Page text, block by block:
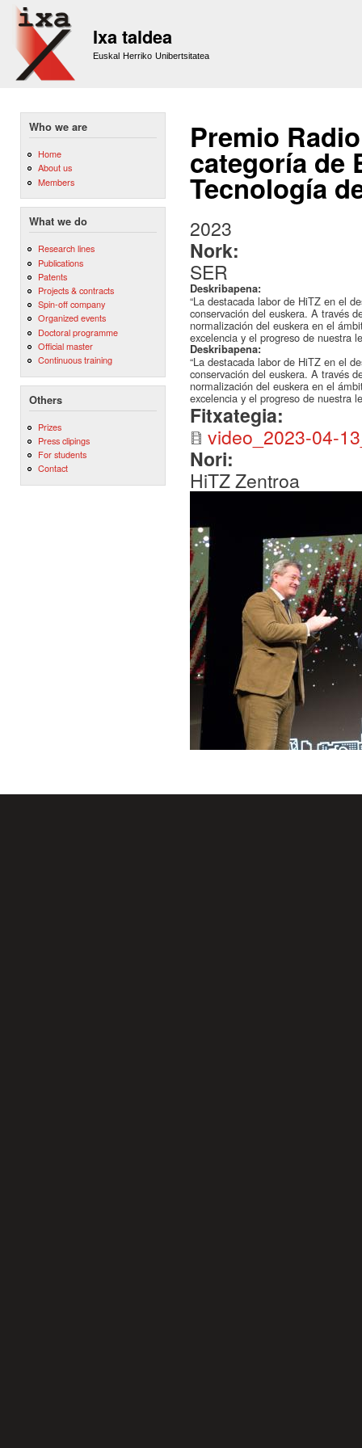
Ixa taldea
Euskal Herriko Unibertsitatea
Who we are
Home
About us
Members
What we do
Research lines
Publications
Patents
Projects & contracts
Spin-off company
Organized events
Doctoral programme
Official master
Continuous training
Others
Prizes
Press clipings
For students
Contact
Premio
categoría de
Tecnología
2023
Nork:
SER
Deskribapena:
“La destacada labor de HiTZ en el
conservación del euskera. A través
normalización del euskera en el
excelencia y el progreso de nuestra
Deskribapena:
“La destacada labor de HiTZ en el
conservación del euskera. A través
normalización del euskera en el
excelencia y el progreso de nuestra
Fitxategia:
video_2023-04-
Nori:
HiTZ Zentroa